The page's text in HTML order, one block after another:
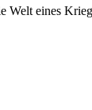
eines